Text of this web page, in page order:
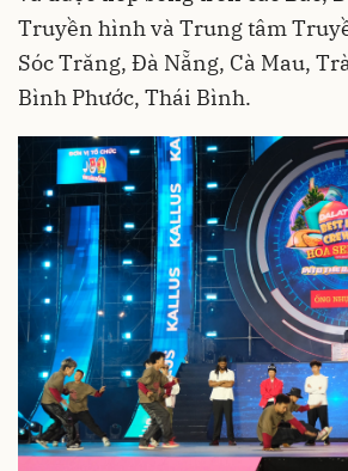
Truyền hình và Trung tâm
Sóc Trăng, Đà Nẵng, Cà Mau,
Bình Phước, Thái Bình.